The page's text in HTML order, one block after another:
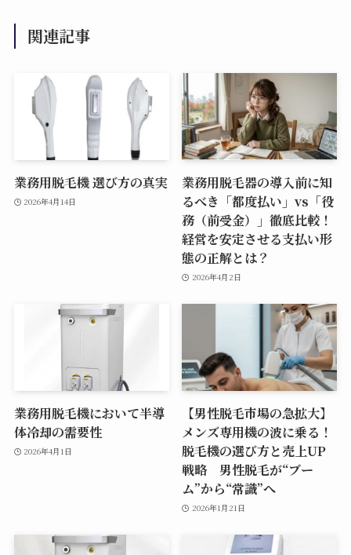
関連記事
業務用脱毛機 選び方の真実
2026年4月14日
業務用脱毛器の導入前に知
るべき「都度払い」vs「役
務（前受金）」徹底比較！
経営を安定させる支払い形
態の正解とは？
2026年4月2日
業務用脱毛機において半導
体冷却の需要性
2026年4月1日
【男性脱毛市場の急拡大】
メンズ専用機の波に乗る！
脱毛機の選び方と売上UP
戦略 男性脱毛が“ブー
ム”から“常識”へ
2026年1月21日